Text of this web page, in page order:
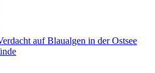
auf Blaualgen in der Ostsee